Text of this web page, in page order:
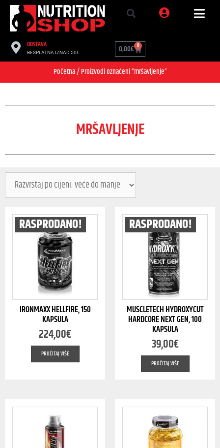
DOSTAVA
BESPLATNA IZNAD 50€ 0,00€ 0
Početna/ Proizvodi označeni “mršavljenje”
MRŠAVLJENJE
RASPRODANO!
IRONMAXX HELLFIRE, 150
KAPSULA
224,00€
PROČITAJ VIŠE
RASPRODANO!
MUSCLETECH HYDROXYCUT
HARDCORE NEXT GEN, 100
KAPSULA
39,00€
PROČITAJ VIŠE